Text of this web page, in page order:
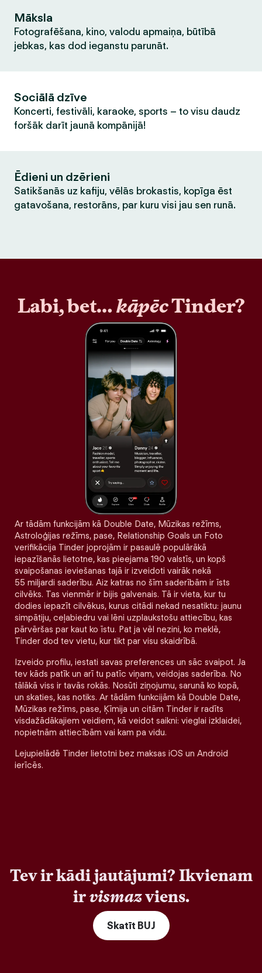
Māksla
Fotografēšana, kino, valodu apmaiņa, būtībā
jebkas, kas dod ieganstu parunāt.
Sociālā dzīve
Koncerti, festivāli, karaoke, sports – to visu daudz
foršāk darīt jaunā kompānijā!
Ēdieni un dzērieni
Satikšanās uz kafiju, vēlās brokastis, kopīga ēst
gatavošana, restorāns, par kuru visi jau sen runā.
Labi, bet…kāpēcTinder?
Ar tādām funkcijām kā Double Date, Mūzikas režīms,
Astroloģijas režīms, pase, Relationship Goals un Foto
verifikācija Tinder joprojām ir pasaulē populārākā
iepazīšanās lietotne, kas pieejama 190 valstīs, un kopš
svaipošanas ieviešanas tajā ir izveidoti vairāk nekā
55 miljardi saderību. Aiz katras no šīm saderībām ir īsts
cilvēks. Tas vienmēr ir bijis galvenais. Tā ir vieta, kur tu
dodies iepazīt cilvēkus, kurus citādi nekad nesatiktu: jaunu
simpātiju, ceļabiedru vai lēni uzplaukstošu attiecību, kas
pārvēršas par kaut ko īstu. Pat ja vēl nezini, ko meklē,
Tinder dod tev vietu, kur tikt par visu skaidrībā.
Izveido profilu, iestati savas preferences un sāc svaipot. Ja
tev kāds patīk un arī tu patīc viņam, veidojas saderība. No
tālākā viss ir tavās rokās. Nosūti ziņojumu, sarunā ko kopā,
un skaties, kas notiks. Ar tādām funkcijām kā Double Date,
Mūzikas režīms, pase, Ķīmija un citām Tinder ir radīts
visdažādākajiem veidiem, kā veidot saikni: vieglai izklaidei,
nopietnām attiecībām vai kam pa vidu.
Lejupielādē Tinder lietotni bez maksas iOS un Android
ierīcēs.
Tev ir kādi jautājumi? Ikvienam
irvismazviens.
Skatīt BUJ